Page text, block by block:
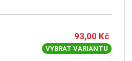
93,00 Kč
VYBRAT VARIANTU